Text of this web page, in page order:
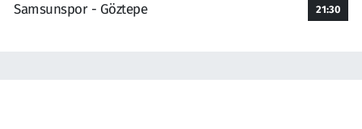
Samsunspor - Göztepe
21:30